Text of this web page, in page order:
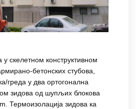
у скелетном конструктивном
бетонских стубова,
греда у два ортогонална
зидова од шупљих блокова
Термоизолација зидова ка